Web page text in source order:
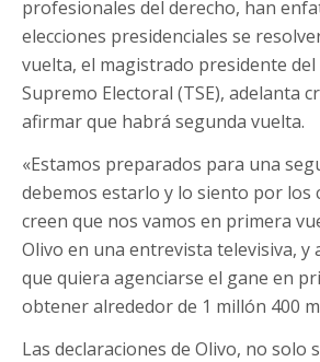
profesionales del derecho, han
elecciones presidenciales se
vuelta, el magistrado presidente
Supremo Electoral (TSE), adelanta
afirmar que habrá segunda vuelta.
«Estamos preparados para una
debemos estarlo y lo siento por los
creen que nos vamos en primera
Olivo en una entrevista televisiva, y
que quiera agenciarse el gane en
obtener alrededor de 1 millón 400
Las declaraciones de Olivo, no solo